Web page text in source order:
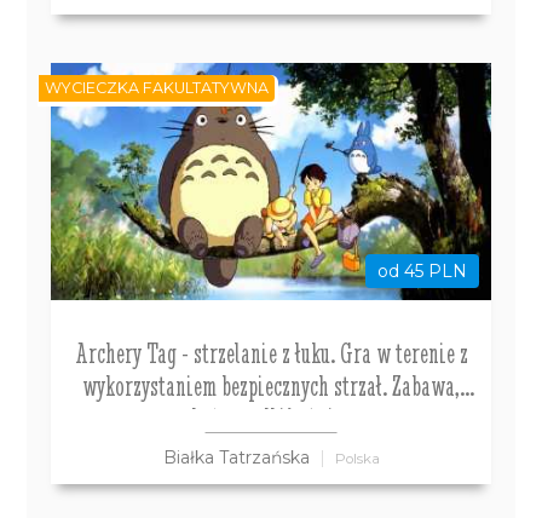
od 45 PLN
Archery Tag - strzelanie z łuku. Gra w terenie z
wykorzystaniem bezpiecznych strzał. Zabawa,
która podbija świat
Białka Tatrzańska Polska
WYCIECZKA FAKULTATYWNA